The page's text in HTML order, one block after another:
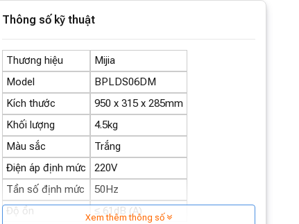
Thông số kỹ thuật
Thương hiệu
Mijia
Model
BPLDS06DM
Kích thước
950 x 315 x 285mm
Khối lượng
4.5kg
Màu sắc
Trắng
Điện áp định mức
220V
Tần số định mức
50Hz
Độ ồn
≤ 61dB (A)
Xem thêm thông số